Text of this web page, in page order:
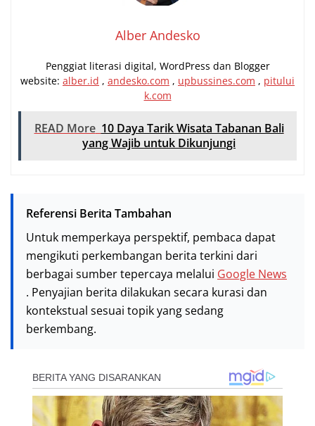
Alber Andesko
Penggiat literasi digital, WordPress dan Blogger
website: alber.id , andesko.com , upbussines.com , pitului
k.com
READ More 10 Daya Tarik Wisata Tabanan Bali
yang Wajib untuk Dikunjungi
Referensi Berita Tambahan
Untuk memperkaya perspektif, pembaca dapat
mengikuti perkembangan berita terkini dari
berbagai sumber tepercaya melalui Google News
. Penyajian berita dilakukan secara kurasi dan
kontekstual sesuai topik yang sedang
berkembang.